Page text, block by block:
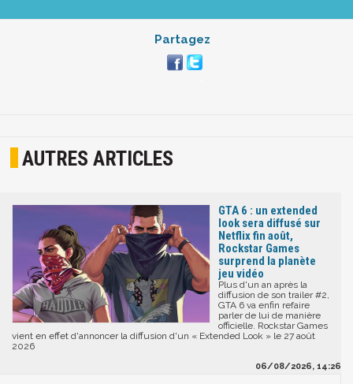
Partagez
AUTRES ARTICLES
GTA 6 : un extended
look sera diffusé sur
Netflix fin août,
Rockstar Games
surprend la planète
jeu vidéo
Plus d'un an après la
diffusion de son trailer #2,
GTA 6 va enfin refaire
parler de lui de manière
officielle. Rockstar Games
vient en effet d'annoncer la diffusion d'un « Extended Look » le 27 août
2026
06/08/2026, 14:26